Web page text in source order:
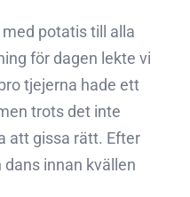
potatis till alla
för dagen lekte vi
tjejerna hade ett
trots det inte
att gissa rätt. Efter
innan kvällen